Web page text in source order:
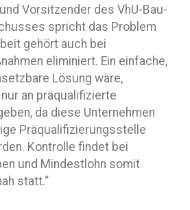
und Vorsitzender des VhU-Bau-
spricht das Problem
gehört auch bei
eliminiert. Ein einfache,
Lösung wäre,
an präqualifizierte
da diese Unternehmen
Präqualifizierungsstelle
Kontrolle findet bei
und Mindestlohn somit
statt.“